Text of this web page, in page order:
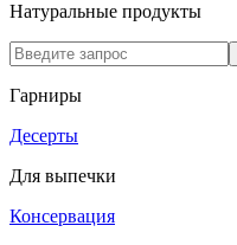
Натуральные продукты
Гарниры
Десерты
Для выпечки
Консервация